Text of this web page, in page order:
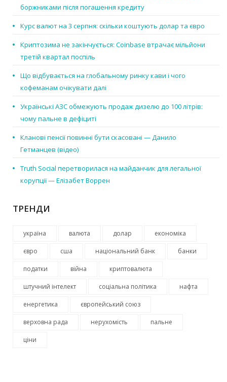
боржниками після погашення кредиту
Курс валют на 3 серпня: скільки коштують долар та євро
Криптозима не закінчується: Coinbase втрачає мільйони
третій квартал поспіль
Що відбувається на глобальному ринку кави і чого
кофеманам очікувати далі
Українські АЗС обмежують продаж дизелю до 100 літрів:
чому пальне в дефіциті
Кланові пенсії повинні бути скасовані — Данило
Гетманцев (відео)
Truth Social перетворилася на майданчик для легальної
корупції — Елізабет Воррен
ТРЕНДИ
україна валюта долар економіка
євро сша національний банк банки
податки війна криптовалюта
штучний інтелект соціальна політика нафта
енергетика європейський союз
верховна рада нерухомість пальне
ціни